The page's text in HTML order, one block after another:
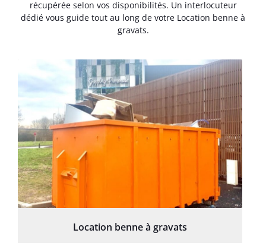
récupérée selon vos disponibilités. Un interlocuteur
dédié vous guide tout au long de votre Location benne à
gravats.
Location benne à gravats